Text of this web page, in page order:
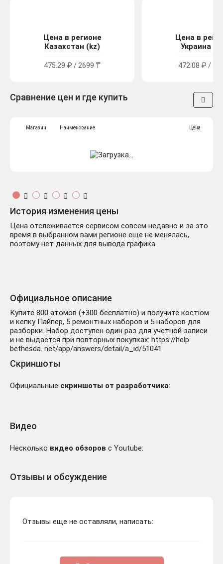
Цена в регионе
Казахстан (kz)
475.29 ₽ / 2699 ₸
Цена в
Украина
472.08 ₽ /
Сравнение цен и где купить
Магазин Наименование Цена
История изменения цены
Цена отслеживается сервисом совсем недавно и за это
время в выбранном вами регионе еще не менялась,
поэтому нет данных для вывода графика.
Официальное описание
Купите 800 атомов (+300 бесплатно) и получите костюм
и кепку Пайпер, 5 ремонтных наборов и 5 наборов для
разборки. Набор доступен один раз для учетной записи
и не выдается при повторных покупках: https://help.
bethesda. net/app/answers/detail/a_id/51041
Скриншоты
Официальные скриншоты от разработчика:
Видео
Несколько видео обзоров с Youtube:
Отзывы и обсуждение
Отзывы еще не оставляли, написать: